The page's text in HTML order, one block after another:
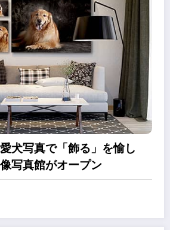
犬写真で「飾る」を愉し
写真館がオープン